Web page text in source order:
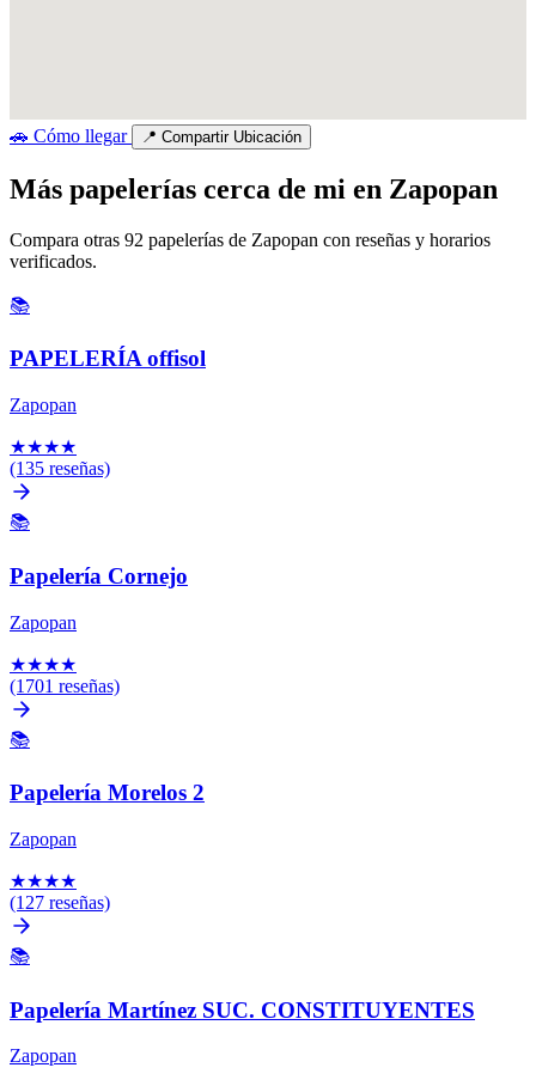
🚗 Cómo llegar 📍 Compartir Ubicación
Más papelerías cerca de mi en Zapopan
Compara otras 92 papelerías de Zapopan con reseñas y horarios
verificados.
📚
PAPELERÍA offisol
Zapopan
★★★★
(135 reseñas)
📚
Papelería Cornejo
Zapopan
★★★★
(1701 reseñas)
📚
Papelería Morelos 2
Zapopan
★★★★
(127 reseñas)
📚
Papelería Martínez SUC. CONSTITUYENTES
Zapopan